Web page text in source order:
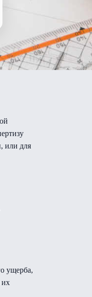
или для
ущерба,
их